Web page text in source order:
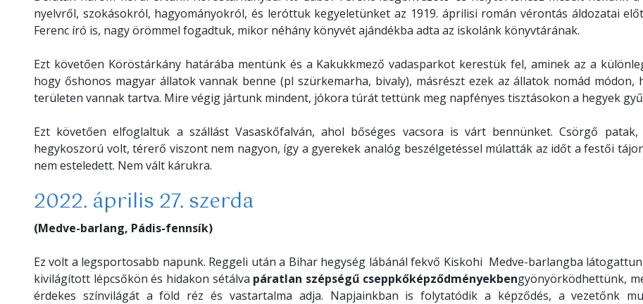
nyelvről, szokásokról, hagyományokról, és leróttuk kegyeletünket az 1919. áprilisi román vérontás áldozatai
Ferenc író is, nagy örömmel fogadtuk, mikor néhány könyvét ajándékba adta az iskolánk könyvtárának.
Ezt követően Köröstárkány határába mentünk és a Kakukkmező vadasparkot kerestük fel, aminek az a
hogy őshonos magyar állatok vannak benne (pl szürkemarha, bivaly), másrészt ezek az állatok nomád módon,
területen vannak tartva. Mire végig jártunk mindent, jókora túrát tettünk meg napfényes tisztásokon a hegyek
Ezt követően elfoglaltuk a szállást Vasaskőfalván, ahol bőséges vacsora is várt bennünket. Csörgő
hegykoszorú volt, térerő viszont nem nagyon, így a gyerekek analóg beszélgetéssel múlatták az időt a festői
nem esteledett. Nem vált kárukra.
2022. április 27. szerda
(Medve-barlang, Pádis-fennsík)
Ez volt a legsportosabb napunk. Reggeli után a Bihar hegység lábánál fekvő Kiskohi Medve-barlangba
kivilágított lépcsőkön és hidakon sétálva páratlan szépségű cseppkőképződményekbengyönyörködhettünk,
érdekes színvilágát a föld réz és vastartalma adja. Napjainkban is folytatódik a képződés, a vezetőnk